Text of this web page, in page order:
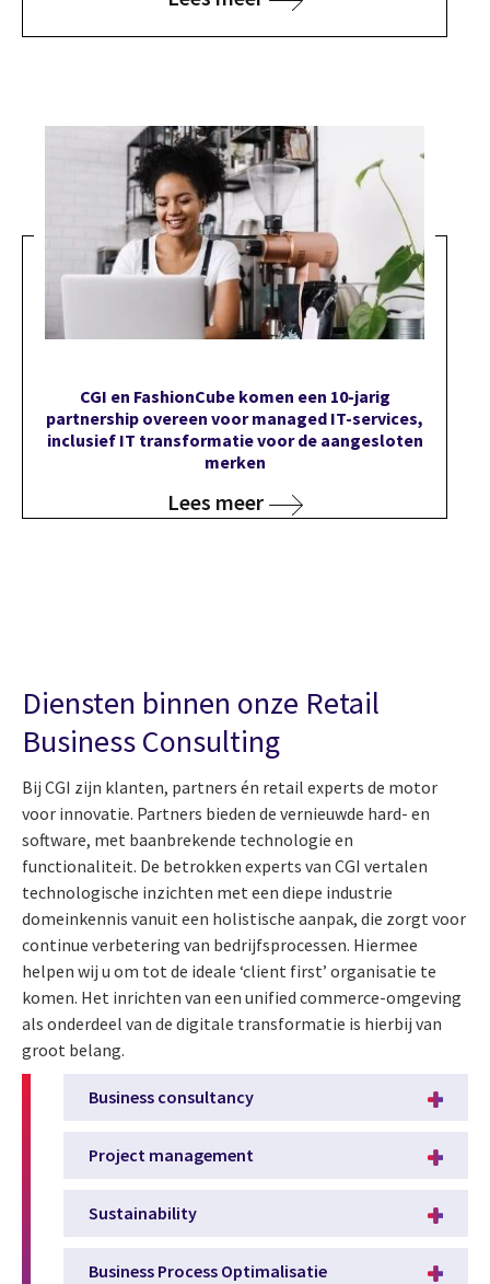
CGI en FashionCube komen een 10-jarig
partnership overeen voor managed IT-services,
inclusief IT transformatie voor de aangesloten
merken
Lees meer
Diensten binnen onze Retail
Business Consulting
Bij CGI zijn klanten, partners én retail experts de motor
voor innovatie. Partners bieden de vernieuwde hard- en
software, met baanbrekende technologie en
functionaliteit. De betrokken experts van CGI vertalen
technologische inzichten met een diepe industrie
domeinkennis vanuit een holistische aanpak, die zorgt voor
continue verbetering van bedrijfsprocessen. Hiermee
helpen wij u om tot de ideale ‘client first’ organisatie te
komen. Het inrichten van een unified commerce-omgeving
als onderdeel van de digitale transformatie is hierbij van
groot belang.
Business consultancy
Project management
Sustainability
Business Process Optimalisatie